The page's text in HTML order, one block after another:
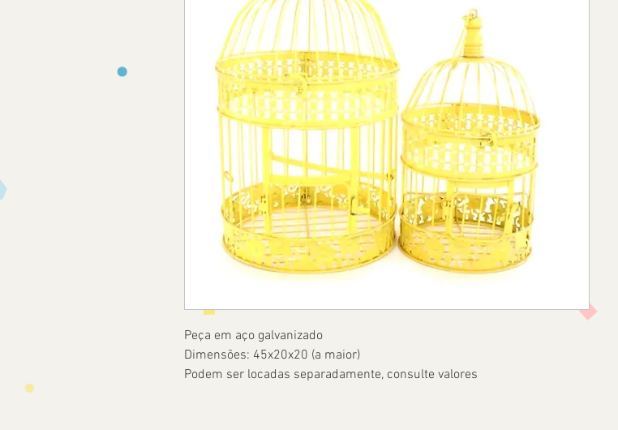
Peça em aço galvanizado
Dimensões: 45x20x20 (a maior)
Podem ser locadas separadamente, consulte valores